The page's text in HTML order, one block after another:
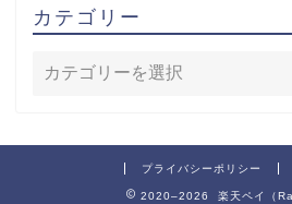
カテゴリー
プライバシーポリシー
2020–2026 楽天ペイ（